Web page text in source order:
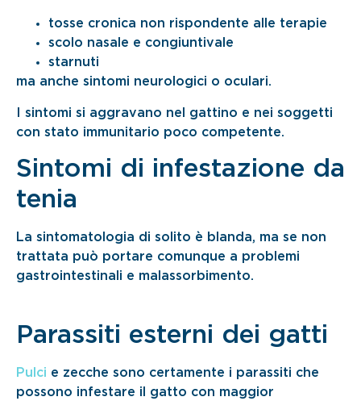
tosse cronica non rispondente alle terapie
scolo nasale e congiuntivale
starnuti
ma anche sintomi neurologici o oculari.
I sintomi si aggravano nel gattino e nei soggetti
con stato immunitario poco competente.
Sintomi di infestazione da
tenia
La sintomatologia di solito è blanda, ma se non
trattata può portare comunque a problemi
gastrointestinali e malassorbimento.
Parassiti esterni dei gatti
Pulci e zecche sono certamente i parassiti che
possono infestare il gatto con maggior